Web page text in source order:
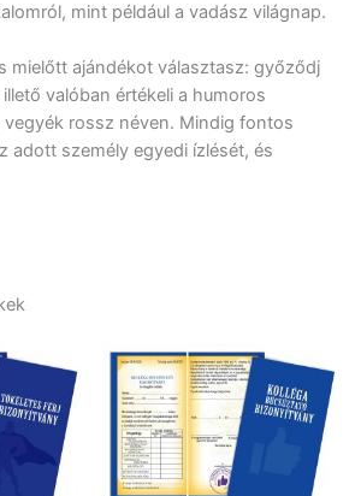
mint például a vadász világnap.
mielőtt ajándékot választasz: győződj
valóban értékeli a humoros
vegyék rossz néven. Mindig fontos
adott személy egyedi ízlését, és